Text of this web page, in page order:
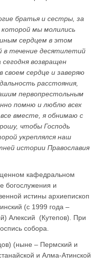
братья и сестры, за
мы молились
сердцем в этом
в течение десятилетий
возвращен
своем сердце и заверяю
расстояния,
первопрестольным
помню и люблю всех
вместе, я обнимаю с
чтобы Господь
укреплялся наш
истории Православия
кафедральном
богослужения и
истины архиепископ
(с 1999 года –
Алексий (Кутепов). При
собора.
(ныне – Пермский и
и Алма-Атинской